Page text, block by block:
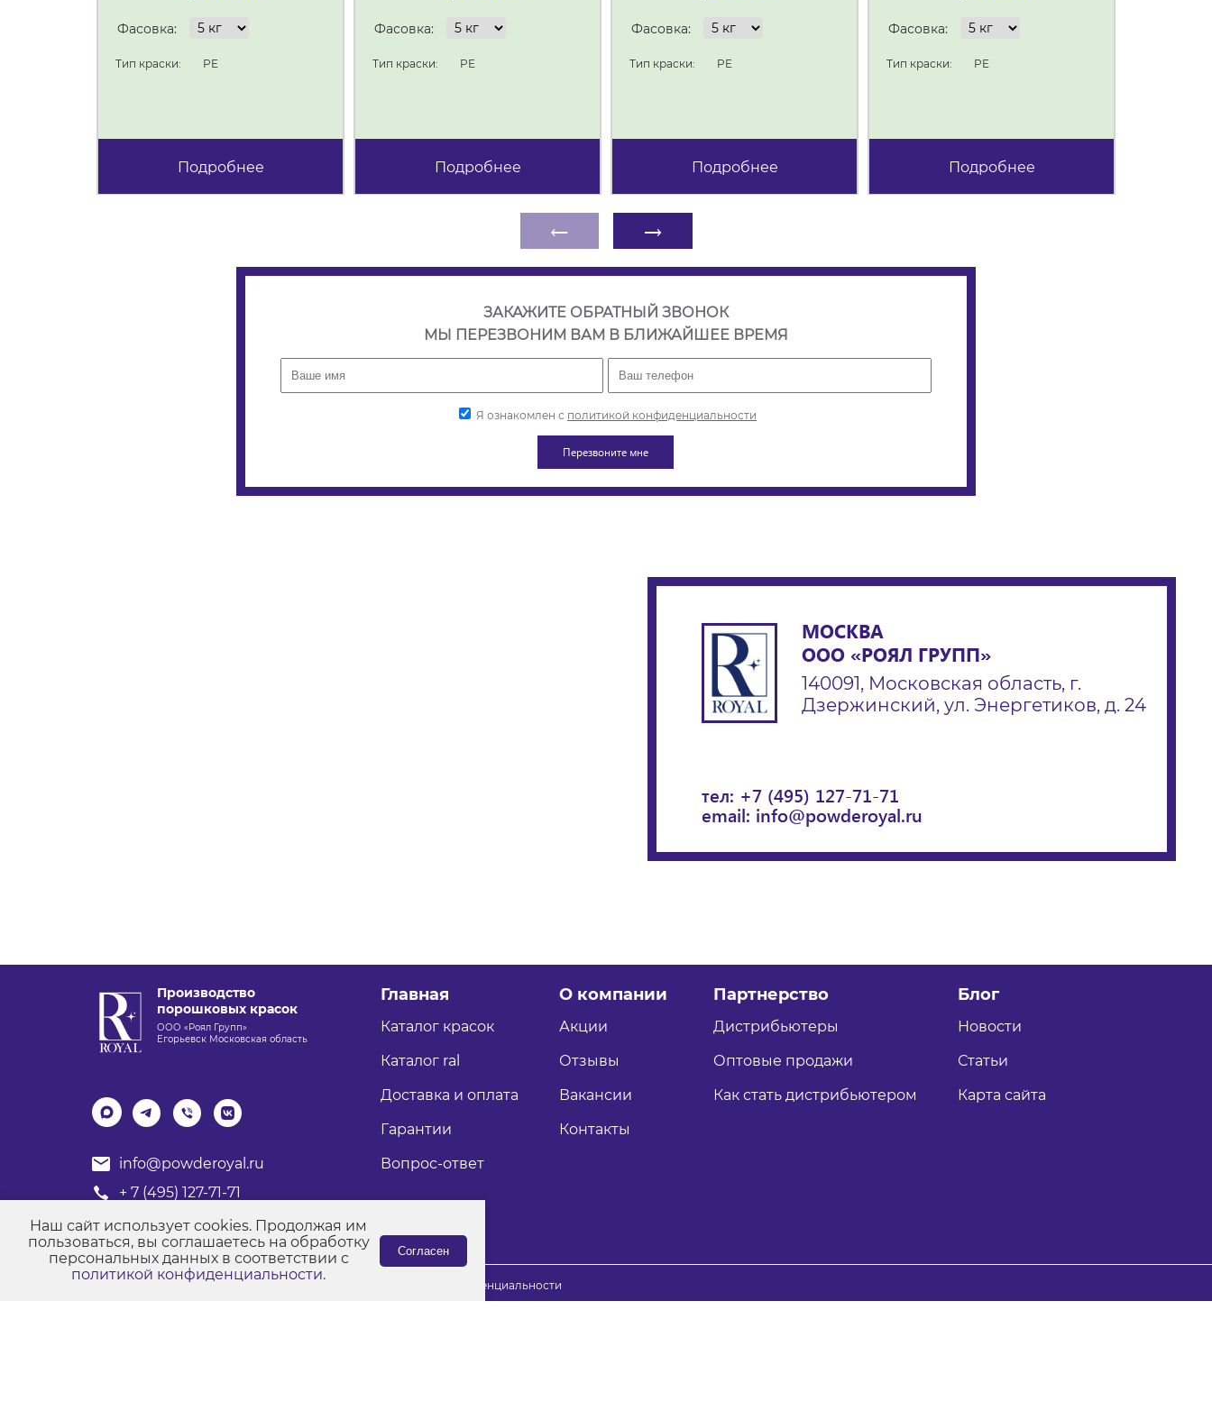
Фасовка:
Тип краски: PE
Подробнее
Фасовка:
Тип краски: PE
Подробнее
Фасовка:
Тип краски: PE
Подробнее
Фасовка:
Тип краски: PE
Подробнее
← →
ЗАКАЖИТЕ ОБРАТНЫЙ ЗВОНОК
МЫ ПЕРЕЗВОНИМ ВАМ В БЛИЖАЙШЕЕ ВРЕМЯ
Я ознакомлен с политикой конфиденциальности
МОСКВА
ООО «РОЯЛ ГРУПП»
140091, Московская область, г.
Дзержинский, ул. Энергетиков, д. 24
тел: +7 (495) 127-71-71
email: info@powderoyal.ru
Производство
порошковых красок
ООО «Роял Групп»
Егорьевск Московская область
info@powderoyal.ru
+ 7 (495) 127-71-71
График работы: Пн-Пт
Время работы: с 8:00 до 17:00
Главная
Каталог красок
Каталог ral
Доставка и оплата
Гарантии
Вопрос-ответ
О компании
Акции
Отзывы
Вакансии
Контакты
Партнерство
Дистрибьютеры
Оптовые продажи
Как стать дистрибьютером
Блог
Новости
Статьи
Карта сайта
© Порошковые краски "Роял Групп" 2017-2026 Политика конфиденциальности
Наш сайт использует cookies. Продолжая им
пользоваться, вы соглашаетесь на обработку
персональных данных в соответствии с
политикой конфиденциальности.
Согласен